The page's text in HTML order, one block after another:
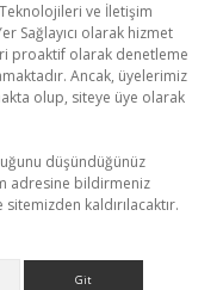
Teknolojileri ve İletişim
Sağlayıcı olarak hizmet
proaktif olarak denetleme
Ancak, üyelerimiz
olup, siteye üye olarak
düşündüğünüz
adresine bildirmeniz
kaldırılacaktır.